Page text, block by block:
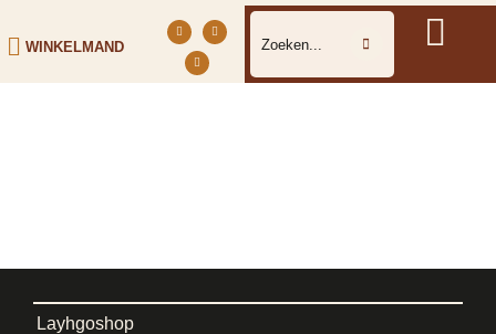
WINKELMAND
Layhgoshop